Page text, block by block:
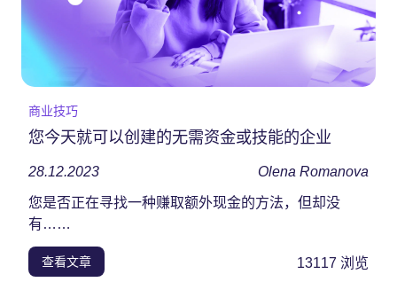
商业技巧
您今天就可以创建的无需资金或技能的企业
28.12.2023 Olena Romanova
您是否正在寻找一种赚取额外现金的方法，但却没
有……
查看文章 13117 浏览